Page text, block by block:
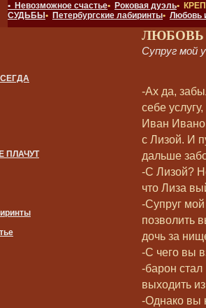
• Невозможное счастье• Роковая дуэль•
СУДЬБЫ • Петербургские лабиринты• Любовь
ПЛАЧУТ
ЛЮБОВЬ
Супруг мой
-Ах да,
себе услугу,
Иван
с Лизой. И
дальше
-С Лизой?
что Лиза
-Супруг
позволить
дочь за
-С чего вы
-барон стал
выходить
-Однако вы